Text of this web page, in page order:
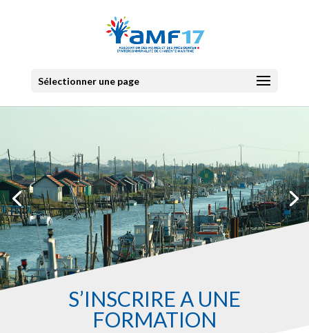
Sélectionner une page
S’INSCRIRE À UNE
FORMATION